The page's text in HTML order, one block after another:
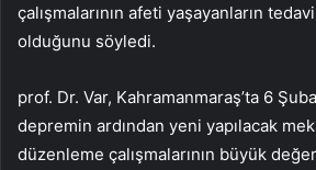
çalışmalarının afeti yaşayanların
olduğunu söyledi.
prof. Dr. Var, Kahramanmaraş’ta 6
depremin ardından yeni yapılacak
düzenleme çalışmalarının büyük değer